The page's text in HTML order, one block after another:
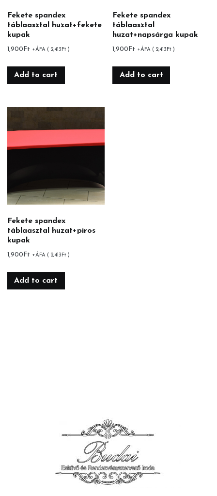
Fekete spandex
táblaasztal huzat+fekete
kupak
1,900 Ft +ÁFA ( 2,413Ft )
Add to cart
Fekete spandex
táblaasztal
huzat+napsárga kupak
1,900 Ft +ÁFA ( 2,413Ft )
Add to cart
Fekete spandex
táblaasztal huzat+piros
kupak
1,900 Ft +ÁFA ( 2,413 Ft )
Add to cart